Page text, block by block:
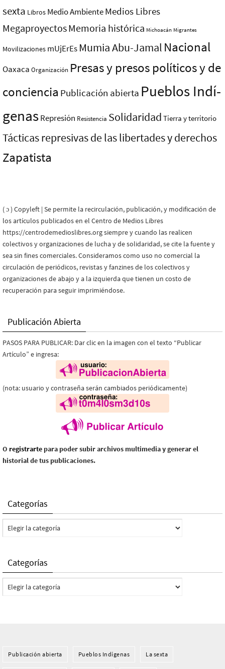
sexta Libros Medio AmbienteMedios Libres
MegaproyectosMemoria histórica Michoacán Migrantes
Movilizaciones mUjErEs Mumia Abu-Jamal Nacional
Oaxaca Organización Presas y presos polí­ticos y de
conciencia Publicación abierta Pueblos Indí­
genasRepresión Resistencia Solidaridad Tierra y territorio
Tácticas represivas de las libertades y derechos
Zapatista
( ɔ ) Copyleft | Se permite la recirculación, publicación, y modificación de
los artículos publicados en el Centro de Medios Libres
https://centrodemedioslibres.org siempre y cuando las realicen
colectivos y organizaciones de lucha y de solidaridad, se cite la fuente y
sea sin fines comerciales. Consideramos como uso no comercial la
circulación de periódicos, revistas y fanzines de los colectivos y
organizaciones de abajo y a la izquierda que tienen un costo de
recuperación para seguir imprimiéndose.
Publicación Abierta
PASOS PARA PUBLICAR: Dar clic en la imagen con el texto “Publicar
Artículo” e ingresa:
(nota: usuario y contraseña serán cambiados periódicamente)
O registrarte para poder subir archivos multimedia y generar el
historial de tus publicaciones.
Categorías
Categorías
Categorías
Categorías
Publicación abierta Pueblos Indí­genas La sexta